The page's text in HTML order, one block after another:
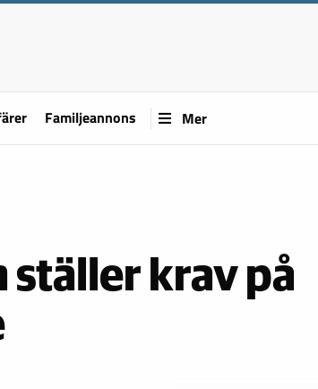
Familjeannons Mer
krav på